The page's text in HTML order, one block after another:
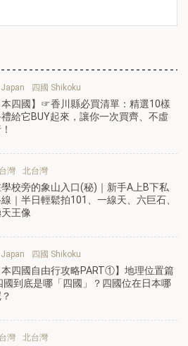
Japan 四國 Shikoku
本四國】☞香川縣必買清單：精選10樣
給它BUY起來，讓你一次買齊、不虛
灣 北台灣
校旁的象山入口(秘)｜新手A上B下私
線｜半日輕鬆拍101、一線天、六巨石、
王像
Japan 四國 Shikoku
本四國自由行攻略PART①】地理位置篇
到底是哪「四國」？四國位在日本哪
灣 北台灣